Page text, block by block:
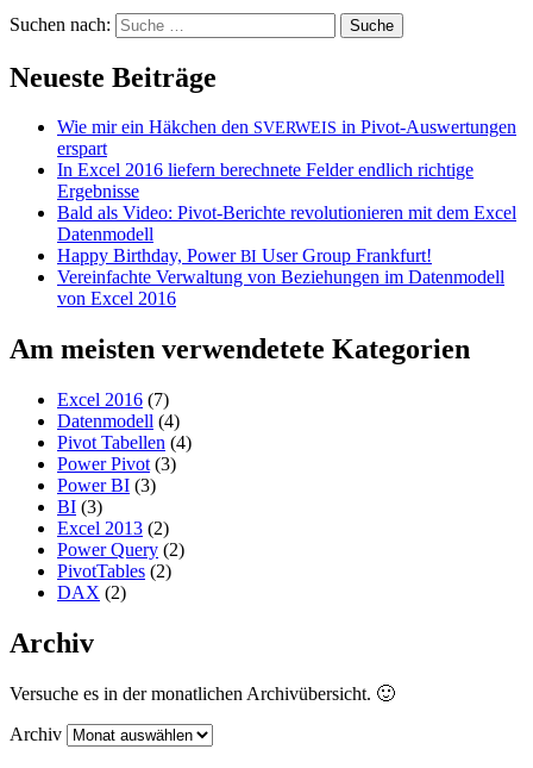
Suchen nach:
Neueste Beiträge
Wie mir ein Häkchen den SVERWEIS in Pivot-Auswertungen
erspart
In Excel 2016 liefern berechnete Felder endlich richtige
Ergebnisse
Bald als Video: Pivot-Berichte revolutionieren mit dem Excel
Datenmodell
Happy Birthday, PowerBI User Group Frankfurt!
Vereinfachte Verwaltung von Beziehungen im Datenmodell
von Excel 2016
Am meisten verwendetete Kategorien
Excel 2016 (7)
Datenmodell (4)
Pivot Tabellen (4)
Power Pivot (3)
Power BI (3)
BI (3)
Excel 2013 (2)
Power Query (2)
PivotTables (2)
DAX (2)
Archiv
Versuche es in der monatlichen Archivübersicht. 🙂
Archiv